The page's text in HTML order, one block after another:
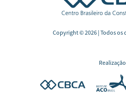
Copyright © 2026 | Todos os
Realização